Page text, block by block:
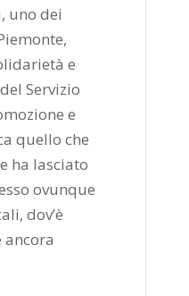
uno dei
e
Servizio
e
quello che
ha lasciato
ovunque
dov’è
ancora